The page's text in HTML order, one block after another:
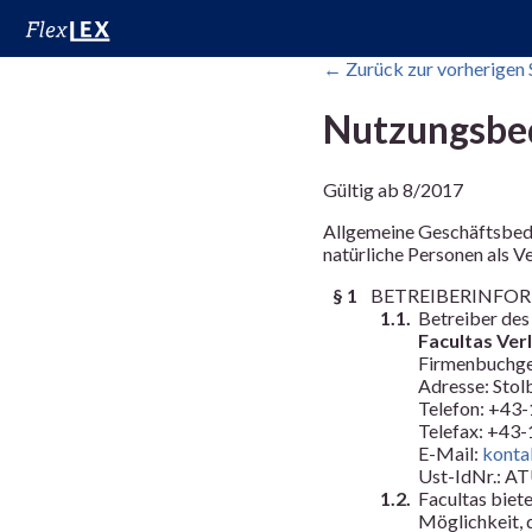
← Zurück zur vorherigen
Gültig ab 8/2017
Allgemeine
natürliche Personen als
§ 1
1.1. Betreiber
Facultas
Adresse:
Telefon:
Telefax:
E-Mail:
Ust-IdNr.:
1.2. Facultas
Möglichkeit,